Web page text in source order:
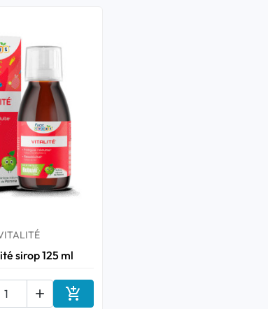
sirop 125 ml
 Ajouter au panier